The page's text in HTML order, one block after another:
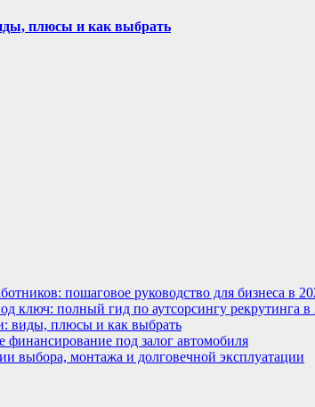
плюсы и как выбрать
пошаговое руководство для бизнеса в
ключ: полный гид по аутсорсингу рекрутинга в
виды, плюсы и как выбрать
финансирование под залог автомобиля
выбора, монтажа и долговечной эксплуатации